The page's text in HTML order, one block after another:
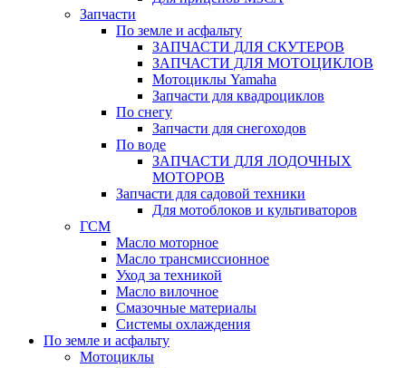
Запчасти
По земле и асфальту
ЗАПЧАСТИ ДЛЯ СКУТЕРОВ
ЗАПЧАСТИ ДЛЯ МОТОЦИКЛОВ
Мотоциклы Yamaha
Запчасти для квадроциклов
По снегу
Запчасти для снегоходов
По воде
ЗАПЧАСТИ ДЛЯ ЛОДОЧНЫХ
МОТОРОВ
Запчасти для садовой техники
Для мотоблоков и культиваторов
ГСМ
Масло моторное
Масло трансмиссионное
Уход за техникой
Масло вилочное
Смазочные материалы
Системы охлаждения
По земле и асфальту
Мотоциклы